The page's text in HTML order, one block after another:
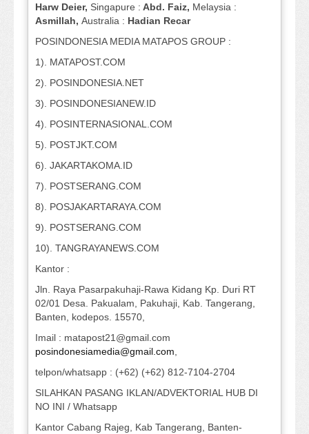
Harw Deier, Singapure : Abd. Faiz, Melaysia :
Asmillah, Australia : Hadian Recar
POSINDONESIA MEDIA MATAPOS GROUP :
1). MATAPOST.COM
2). POSINDONESIA.NET
3). POSINDONESIANEW.ID
4). POSINTERNASIONAL.COM
5). POSTJKT.COM
6). JAKARTAKOMA.ID
7). POSTSERANG.COM
8). POSJAKARTARAYA.COM
9). POSTSERANG.COM
10). TANGRAYANEWS.COM
Kantor :
Jln. Raya Pasarpakuhaji-Rawa Kidang Kp. Duri RT
02/01 Desa. Pakualam, Pakuhaji, Kab. Tangerang,
Banten, kodepos. 15570,
Imail : matapost21@gmail.com
posindonesiamedia@gmail.com,
telpon/whatsapp : (+62) (+62) 812-7104-2704
SILAHKAN PASANG IKLAN/ADVEKTORIAL HUB DI
NO INI / Whatsapp
Kantor Cabang Rajeg, Kab Tangerang, Banten-